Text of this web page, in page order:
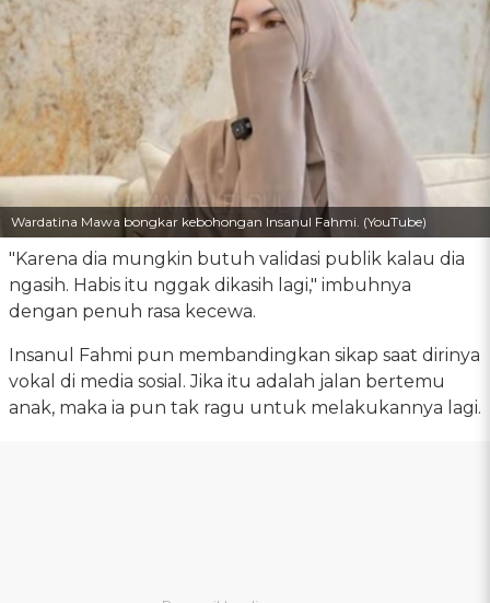
Wardatina Mawa bongkar kebohongan Insanul Fahmi. (YouTube)
"Karena dia mungkin butuh validasi publik kalau dia
ngasih. Habis itu nggak dikasih lagi," imbuhnya
dengan penuh rasa kecewa.
Insanul Fahmi pun membandingkan sikap saat dirinya
vokal di media sosial. Jika itu adalah jalan bertemu
anak, maka ia pun tak ragu untuk melakukannya lagi.